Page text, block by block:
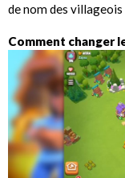
de nom des villageois
Comment changer